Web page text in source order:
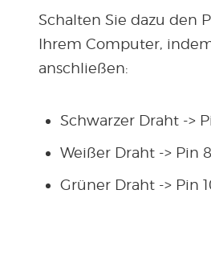
Schalten Sie dazu den
Ihrem Computer,
anschließen:
Schwarzer Draht ->
Weißer Draht -> Pin 8
Grüner Draht -> Pin